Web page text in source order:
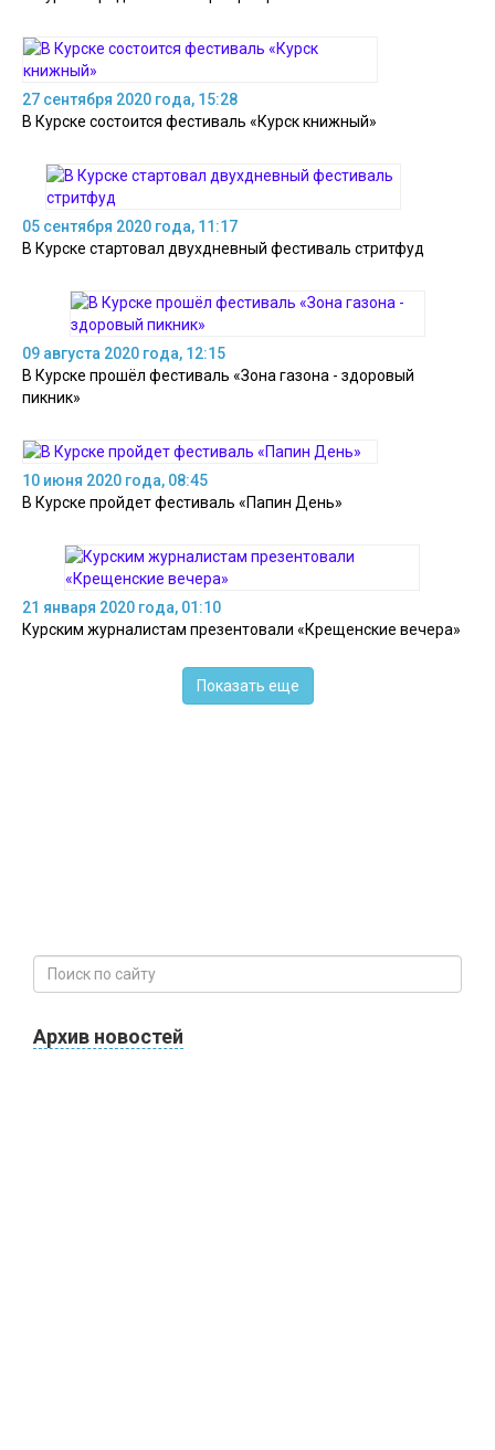
27 сентября 2020 года, 15:28
В Курске состоится фестиваль «Курск книжный»
05 сентября 2020 года, 11:17
В Курске стартовал двухдневный фестиваль стритфуд
09 августа 2020 года, 12:15
В Курске прошёл фестиваль «Зона газона - здоровый
пикник»
10 июня 2020 года, 08:45
В Курске пройдет фестиваль «Папин День»
21 января 2020 года, 01:10
Курским журналистам презентовали «Крещенские вечера»
Показать еще
Архив новостей